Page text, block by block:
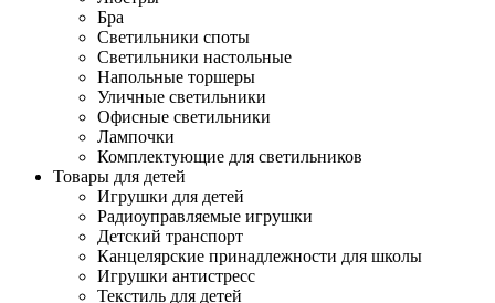
Бра
Светильники споты
Светильники настольные
Напольные торшеры
Уличные светильники
Офисные светильники
Лампочки
Комплектующие для светильников
Товары для детей
Игрушки для детей
Радиоуправляемые игрушки
Детский транспорт
Канцелярские принадлежности для школы
Игрушки антистресс
Текстиль для детей